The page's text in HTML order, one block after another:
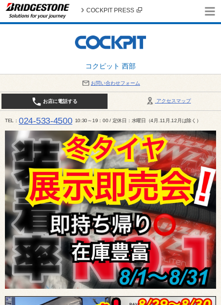
コクピット 西部
COCKPIT PRESS
お問い合わせフォーム
アクセスマップ
お店に電話する
TEL 024-533-4500 10:30～19：00 / 定休日：水曜日（4月.11月.12月